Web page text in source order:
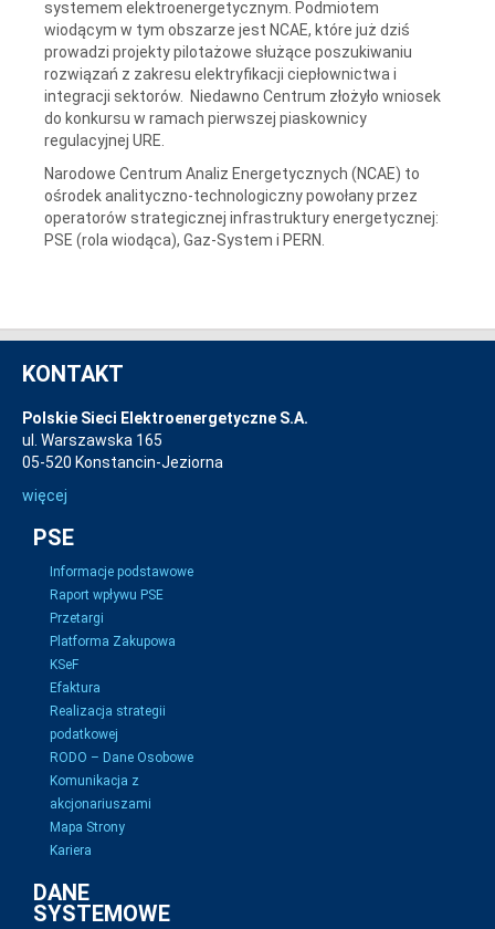
systemem elektroenergetycznym. Podmiotem
wiodącym w tym obszarze jest NCAE, które już dziś
prowadzi projekty pilotażowe służące poszukiwaniu
rozwiązań z zakresu elektryfikacji ciepłownictwa i
integracji sektorów. Niedawno Centrum złożyło wniosek
do konkursu w ramach pierwszej piaskownicy
regulacyjnej URE.
Narodowe Centrum Analiz Energetycznych (NCAE) to
ośrodek analityczno-technologiczny powołany przez
operatorów strategicznej infrastruktury energetycznej:
PSE (rola wiodąca), Gaz-System i PERN.
KONTAKT
Polskie Sieci Elektroenergetyczne S.A.
ul. Warszawska 165
05-520 Konstancin-Jeziorna
więcej
PSE
Informacje podstawowe
Raport wpływu PSE
Przetargi
Platforma Zakupowa
KSeF
Efaktura
Realizacja strategii
podatkowej
RODO – Dane Osobowe
Komunikacja z
akcjonariuszami
Mapa Strony
Kariera
DANE
SYSTEMOWE